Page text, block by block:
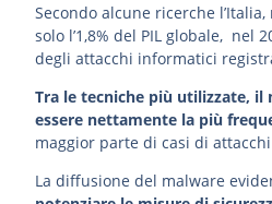
Secondo alcune ricerche
solo l’1,8% del PIL globale, nel
degli attacchi informatici
Tra le tecniche più utilizzate, il
essere nettamente la più
maggior parte di casi di
La diffusione del malware